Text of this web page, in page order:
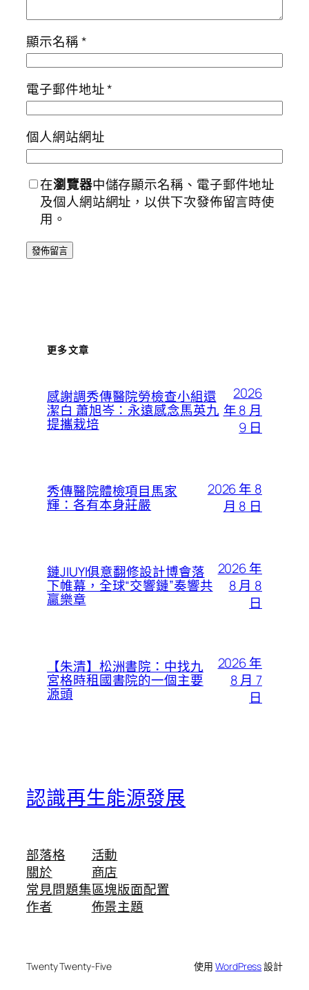
顯示名稱*
電子郵件地址*
個人網站網址
在瀏覽器中儲存顯示名稱、電子郵件地址
及個人網站網址，以供下次發佈留言時使
用。
更多文章
感謝調秀傳醫院勞檢查小組還
潔白 蕭旭岑：永遠感念馬英九
提攜栽培
2026
年 8 月
9 日
秀傳醫院體檢項目馬家
輝：各有本身莊嚴
2026 年 8
月 8 日
鏈JIUYI俱意翻修設計博會落
下帷幕，全球“交響鏈”奏響共
贏樂章​​
2026 年
8 月 8
日
【朱清】松洲書院：中找九
宮格時租國書院的一個主要
源頭
2026 年
8 月 7
日
認識再生能源發展
部落格
關於
常見問題集
作者
活動
商店
區塊版面配置
佈景主題
Twenty Twenty-Five 使用WordPress設計